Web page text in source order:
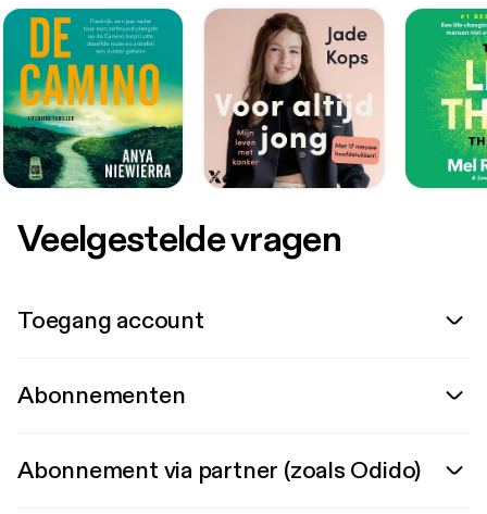
Veelgestelde vragen
Toegang account
Abonnementen
Abonnement via partner (zoals Odido)